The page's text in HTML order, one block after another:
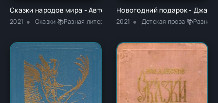
Сказки народов мира - Автор Неизвестен -- Народные
2021 Сказки 📚Разная литература
Новогодний подарок -
2021 Детская проза